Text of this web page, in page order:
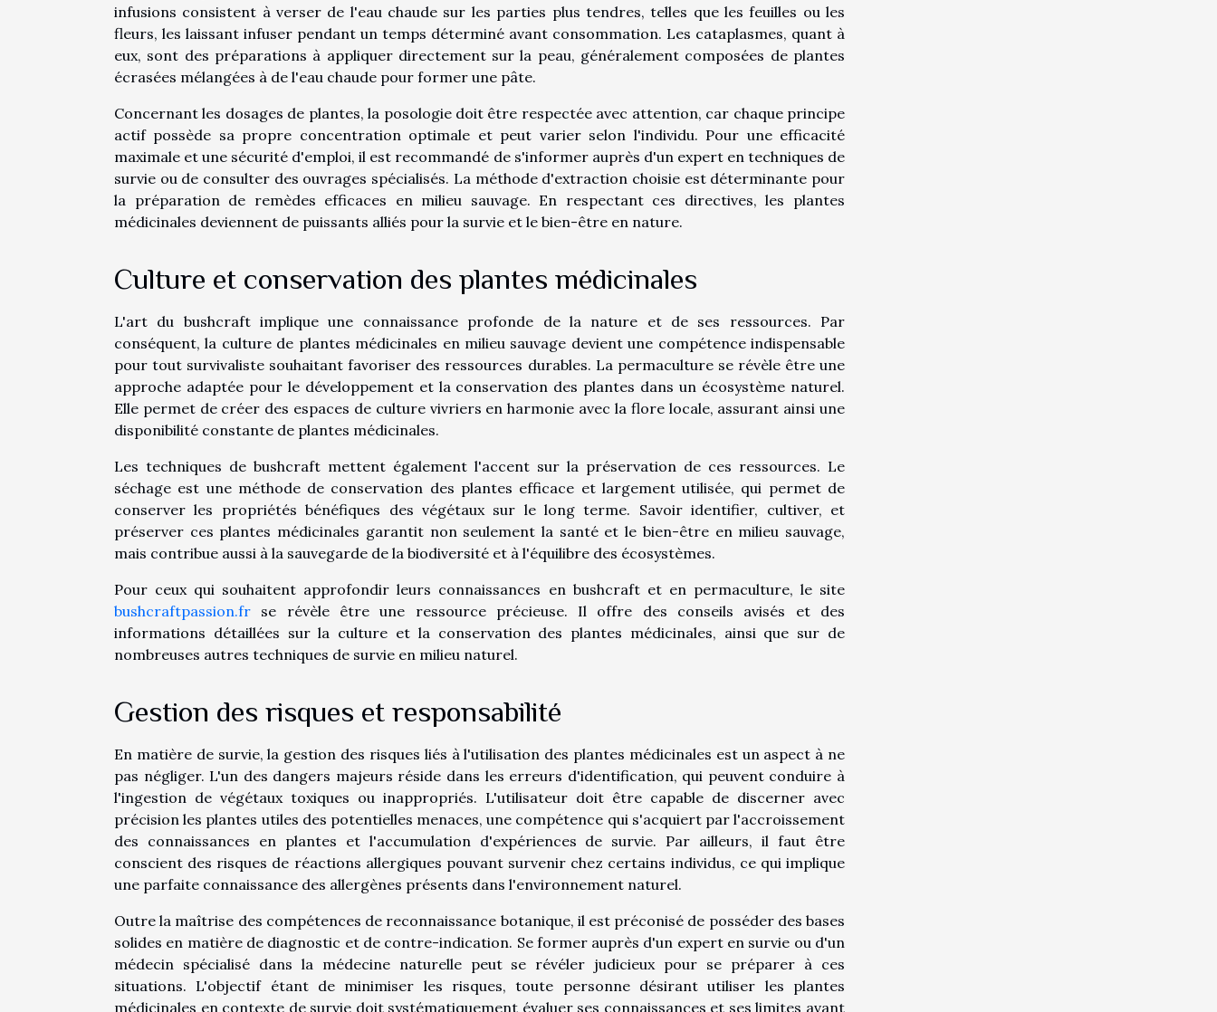
infusions consistent à verser de l'eau chaude sur les parties plus tendres, telles que les feuilles ou les
fleurs, les laissant infuser pendant un temps déterminé avant consommation. Les cataplasmes, quant à
eux, sont des préparations à appliquer directement sur la peau, généralement composées de plantes
écrasées mélangées à de l'eau chaude pour former une pâte.
Concernant les dosages de plantes, la posologie doit être respectée avec attention, car chaque principe
actif possède sa propre concentration optimale et peut varier selon l'individu. Pour une efficacité
maximale et une sécurité d'emploi, il est recommandé de s'informer auprès d'un expert en techniques de
survie ou de consulter des ouvrages spécialisés. La méthode d'extraction choisie est déterminante pour
la préparation de remèdes efficaces en milieu sauvage. En respectant ces directives, les plantes
médicinales deviennent de puissants alliés pour la survie et le bien-être en nature.
Culture et conservation des plantes médicinales
L'art du bushcraft implique une connaissance profonde de la nature et de ses ressources. Par
conséquent, la culture de plantes médicinales en milieu sauvage devient une compétence indispensable
pour tout survivaliste souhaitant favoriser des ressources durables. La permaculture se révèle être une
approche adaptée pour le développement et la conservation des plantes dans un écosystème naturel.
Elle permet de créer des espaces de culture vivriers en harmonie avec la flore locale, assurant ainsi une
disponibilité constante de plantes médicinales.
Les techniques de bushcraft mettent également l'accent sur la préservation de ces ressources. Le
séchage est une méthode de conservation des plantes efficace et largement utilisée, qui permet de
conserver les propriétés bénéfiques des végétaux sur le long terme. Savoir identifier, cultiver, et
préserver ces plantes médicinales garantit non seulement la santé et le bien-être en milieu sauvage,
mais contribue aussi à la sauvegarde de la biodiversité et à l'équilibre des écosystèmes.
Pour ceux qui souhaitent approfondir leurs connaissances en bushcraft et en permaculture, le site
bushcraftpassion.fr se révèle être une ressource précieuse. Il offre des conseils avisés et des
informations détaillées sur la culture et la conservation des plantes médicinales, ainsi que sur de
nombreuses autres techniques de survie en milieu naturel.
Gestion des risques et responsabilité
En matière de survie, la gestion des risques liés à l'utilisation des plantes médicinales est un aspect à ne
pas négliger. L'un des dangers majeurs réside dans les erreurs d'identification, qui peuvent conduire à
l'ingestion de végétaux toxiques ou inappropriés. L'utilisateur doit être capable de discerner avec
précision les plantes utiles des potentielles menaces, une compétence qui s'acquiert par l'accroissement
des connaissances en plantes et l'accumulation d'expériences de survie. Par ailleurs, il faut être
conscient des risques de réactions allergiques pouvant survenir chez certains individus, ce qui implique
une parfaite connaissance des allergènes présents dans l'environnement naturel.
Outre la maîtrise des compétences de reconnaissance botanique, il est préconisé de posséder des bases
solides en matière de diagnostic et de contre-indication. Se former auprès d'un expert en survie ou d'un
médecin spécialisé dans la médecine naturelle peut se révéler judicieux pour se préparer à ces
situations. L'objectif étant de minimiser les risques, toute personne désirant utiliser les plantes
médicinales en contexte de survie doit systématiquement évaluer ses connaissances et ses limites avant